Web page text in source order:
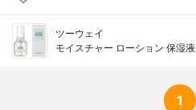
ツーウェイ
モイスチャー ローション 保湿液
1